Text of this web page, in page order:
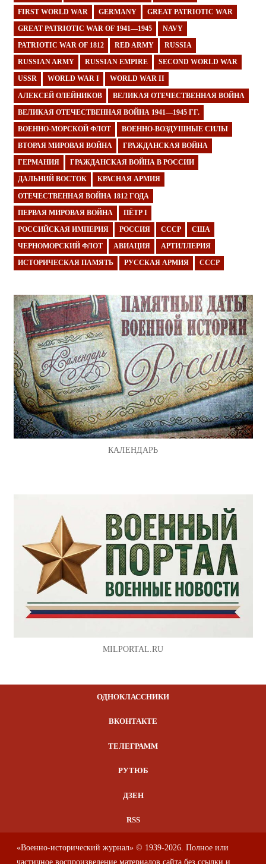
FIRST WORLD WAR GERMANY GREAT PATRIOTIC WAR
GREAT PATRIOTIC WAR OF 1941—1945 NAVY
PATRIOTIC WAR OF 1812 RED ARMY RUSSIA
RUSSIAN ARMY RUSSIAN EMPIRE SECOND WORLD WAR
USSR WORLD WAR I WORLD WAR II
АЛЕКСЕЙ ОЛЕЙНИКОВ ВЕЛИКАЯ ОТЕЧЕСТВЕННАЯ ВОЙНА
ВЕЛИКАЯ ОТЕЧЕСТВЕННАЯ ВОЙНА 1941—1945 ГГ.
ВОЕННО-МОРСКОЙ ФЛОТ ВОЕННО-ВОЗДУШНЫЕ СИЛЫ
ВТОРАЯ МИРОВАЯ ВОЙНА ГРАЖДАНСКАЯ ВОЙНА
ГЕРМАНИЯ ГРАЖДАНСКАЯ ВОЙНА В РОССИИ
ДАЛЬНИЙ ВОСТОК КРАСНАЯ АРМИЯ
ОТЕЧЕСТВЕННАЯ ВОЙНА 1812 ГОДА
ПЕРВАЯ МИРОВАЯ ВОЙНА ПЁТР I
РОССИЙСКАЯ ИМПЕРИЯ РОССИЯ СССР США
ЧЕРНОМОРСКИЙ ФЛОТ АВИАЦИЯ АРТИЛЛЕРИЯ
ИСТОРИЧЕСКАЯ ПАМЯТЬ РУССКАЯ АРМИЯ СССР
КАЛЕНДАРЬ
MILPORTAL.RU
ОДНОКЛАССНИКИ
ВКОНТАКТЕ
ТЕЛЕГРАММ
РУТЮБ
ДЗЕН
RSS
«Военно-исторический журнал» © 1939-2026. Полное или
частичное воспроизведение материалов сайта без ссылки и